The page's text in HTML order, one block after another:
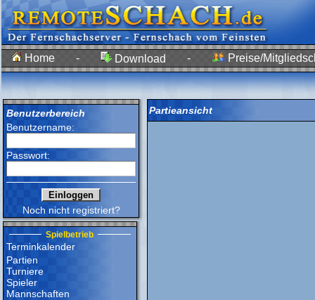
Home - Download - Preise/
Benutzerbereich
Benutzername:
Passwort:
Noch nicht registriert?
Spielbetrieb
Terminkalender
Partien
Turniere
Spieler
Mannschaften
Partieansicht